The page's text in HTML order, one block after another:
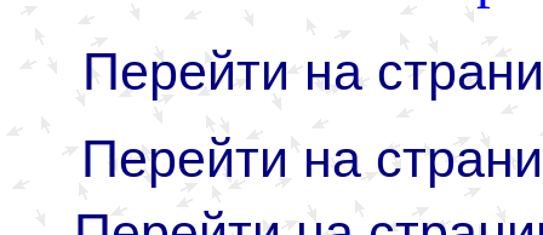
Перейти на
Перейти на